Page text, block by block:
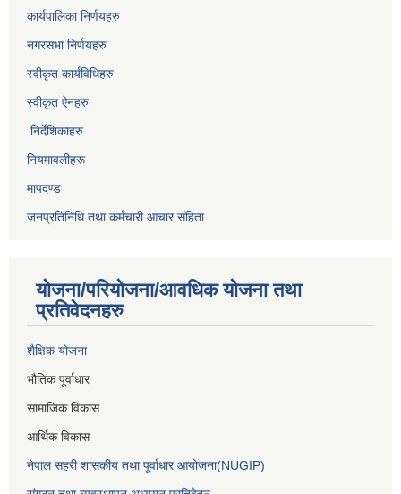
कार्यपालिका निर्णयहरु
नगरसभा निर्णयहरु
स्वीकृत कार्यविधिहरु
स्वीकृत ऐनहरु
निर्देशिकाहरु
नियमावलीहरू
मापदण्ड
जनप्रतिनिधि तथा कर्मचारी आचार संहिता
योजना/परियोजना/आवधिक योजना तथा
प्रतिवेदनहरु
शैक्षिक योजना
भौतिक पूर्वाधार
सामाजिक विकास
आर्थिक विकास
नेपाल सहरी शासकीय तथा पूर्वाधार आयोजना(NUGIP)